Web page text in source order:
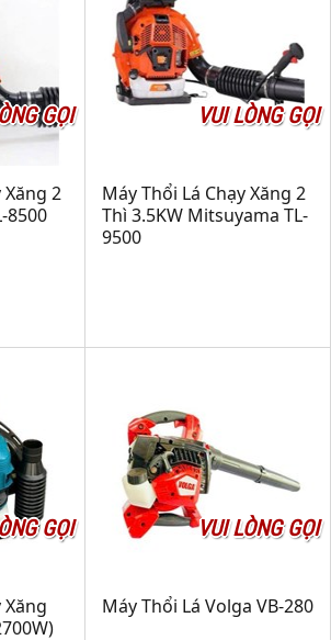
GỌI
Xăng 2
8500
VUI LÒNG GỌI
Máy Thổi Lá Chạy Xăng 2
Thì 3.5KW Mitsuyama TL-
9500
GỌI
Xăng
VUI LÒNG GỌI
Máy Thổi Lá Volga VB-280